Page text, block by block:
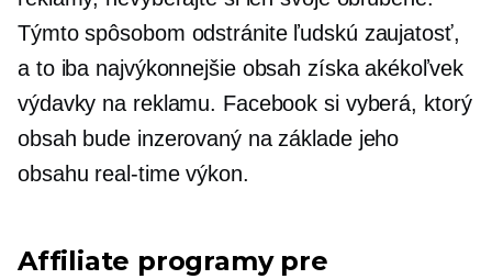
Týmto spôsobom odstránite ľudskú zaujatosť,
a to iba najvýkonnejšieobsah získa akékoľvek
výdavky na reklamu. Facebook si vyberá, ktorý
obsah bude inzerovaný na základe jeho
obsahu real-timevýkon.
Affiliate programy pre